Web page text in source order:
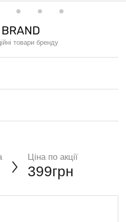
товари бренду
Ціна по акції
399грн